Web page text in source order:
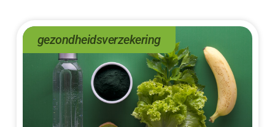
gezondheidsverzekering